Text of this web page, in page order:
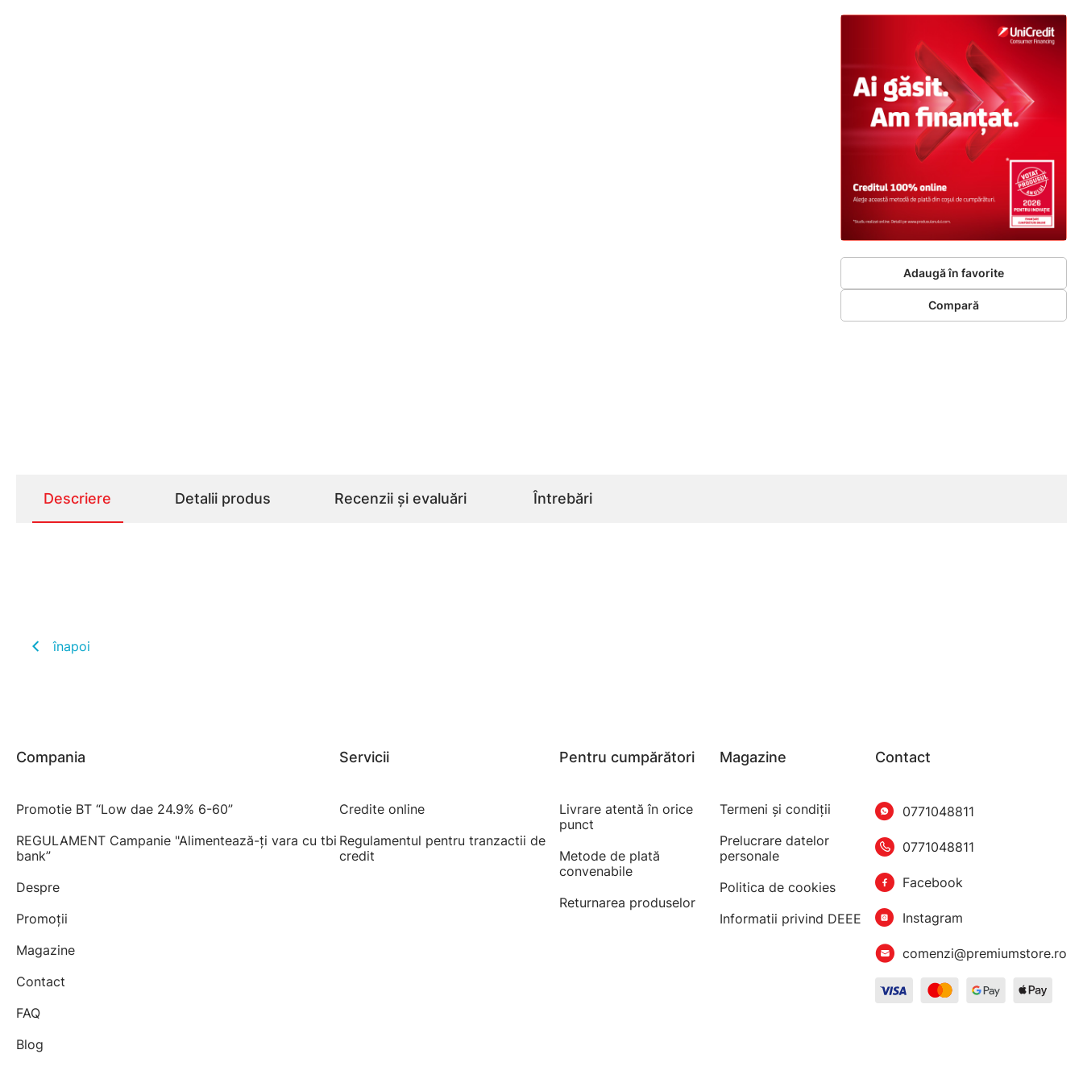
Adaugă în favorite
Compară
Descriere Detalii produs Recenzii și evaluări Întrebări
înapoi
Compania
Promotie BT “Low dae 24.9% 6-60”
REGULAMENT Campanie "Alimentează-ți vara cu tbi
bank”
Despre
Promoții
Magazine
Contact
FAQ
Blog
Servicii
Credite online
Regulamentul pentru tranzactii de
credit
Pentru cumpărători
Livrare atentă în orice
punct
Metode de plată
convenabile
Returnarea produselor
Magazine
Termeni şi condiţii
Prelucrare datelor
personale
Politica de cookies
Informatii privind DEEE
Contact
0771048811
0771048811
Facebook
Instagram
comenzi@premiumstore.ro